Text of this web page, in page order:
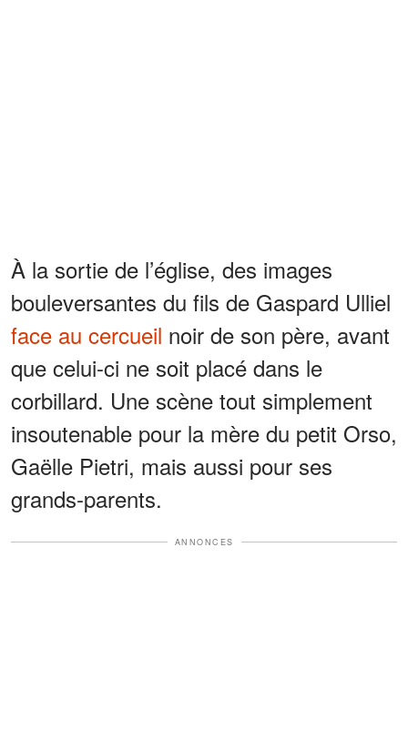
À la sortie de l’église, des images
bouleversantes du fils de Gaspard Ulliel
face au cercueil noir de son père, avant
que celui-ci ne soit placé dans le
corbillard. Une scène tout simplement
insoutenable pour la mère du petit Orso,
Gaëlle Pietri, mais aussi pour ses
grands-parents.
ANNONCES